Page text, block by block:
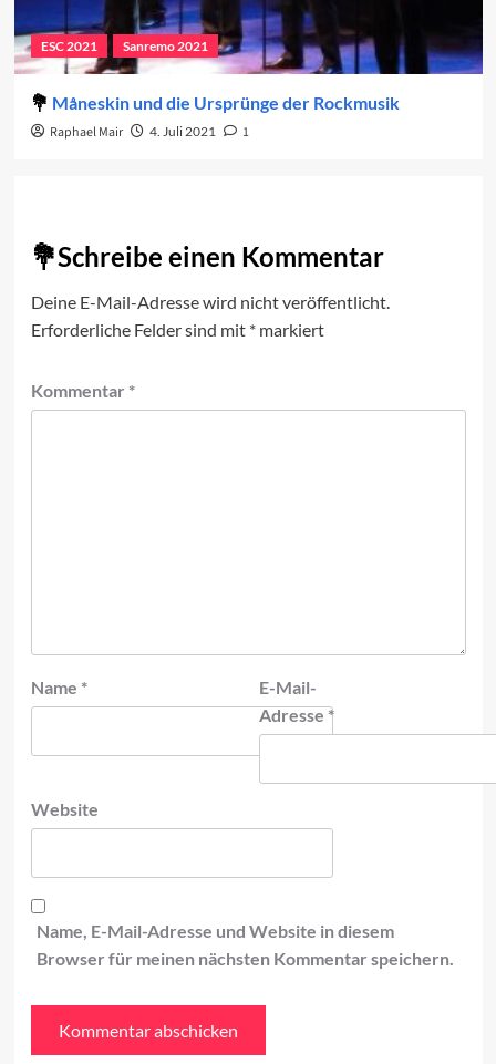
ESC 2021 Sanremo 2021
Måneskin und die Ursprünge der Rockmusik
Raphael Mair 4. Juli 2021 1
Schreibe einen Kommentar
Deine E-Mail-Adresse wird nicht veröffentlicht.
Erforderliche Felder sind mit *markiert
Kommentar *
Name *
E-Mail-
Adresse *
Website
Name, E-Mail-Adresse und Website in diesem
Browser für meinen nächsten Kommentar speichern.